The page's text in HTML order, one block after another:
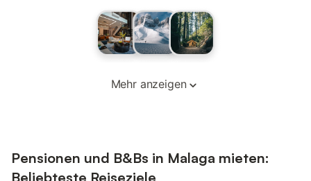
Mehr anzeigen
Pensionen und B&Bs in Malaga mieten:
Beliebteste Reiseziele